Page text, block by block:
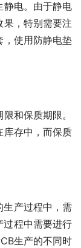
静电。由于静电
果，特别需要注
，使用防静电垫
和保质期限。
库存中，而保质
生产过程中，需
过程中需要进行
生产的不同时